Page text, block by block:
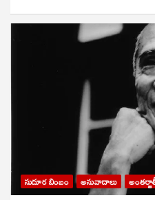
సుదూర బింబం అనువాదాలు